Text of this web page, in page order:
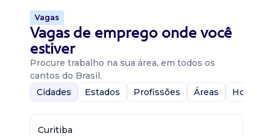
Vagas
Vagas de emprego onde você
estiver
Procure trabalho na sua área, em todos os
cantos do Brasil.
Cidades
Estados Profissões Áreas Home-
Curitiba